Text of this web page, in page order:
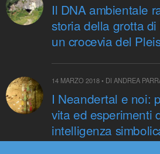
Il DNA ambientale
storia della grotta di
un crocevia del
14 MARZO 2018 • DI ANDREA
I Neandertal e noi:
vita ed esperimenti
intelligenza
Grotta di Fumane